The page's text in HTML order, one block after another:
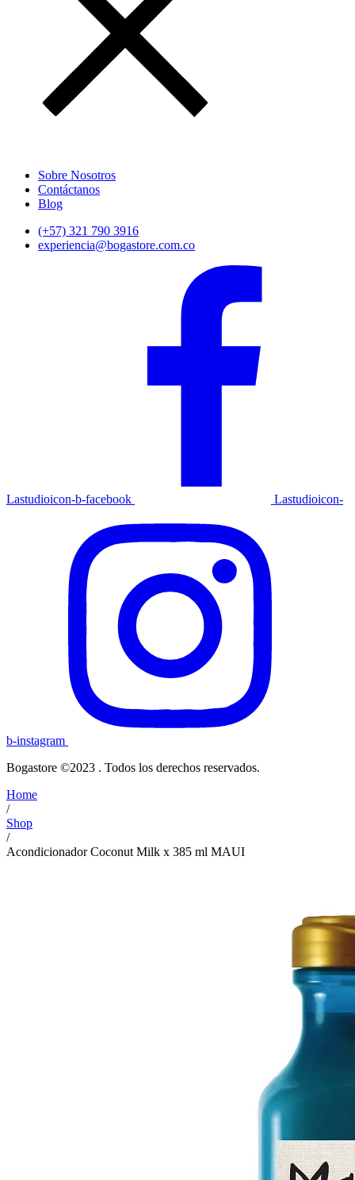
Sobre Nosotros
Contáctanos
Blog
(+57) 321 790 3916
experiencia@bogastore.com.co
Lastudioicon-b-facebook Lastudioicon-
b-instagram
Bogastore ©2023 . Todos los derechos reservados.
Home
/
Shop
/
Acondicionador Coconut Milk x 385 ml MAUI